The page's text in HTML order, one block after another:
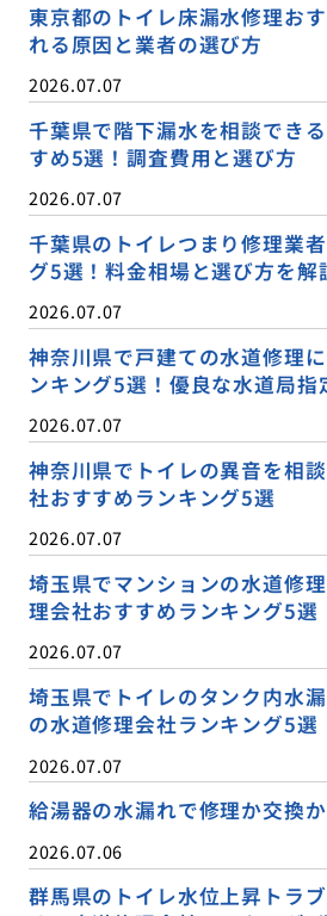
東京都のトイレ床漏水修理お
れる原因と業者の選び方
2026.07.07
千葉県で階下漏水を相談でき
すめ5選！調査費用と選び方
2026.07.07
千葉県のトイレつまり修理業
グ5選！料金相場と選び方を解
2026.07.07
神奈川県で戸建ての水道修理
ンキング5選！優良な水道局指
2026.07.07
神奈川県でトイレの異音を相
社おすすめランキング5選
2026.07.07
埼玉県でマンションの水道修
理会社おすすめランキング5選
2026.07.07
埼玉県でトイレのタンク内水
の水道修理会社ランキング5選
2026.07.07
給湯器の水漏れで修理か交換
2026.07.06
群馬県のトイレ水位上昇トラ